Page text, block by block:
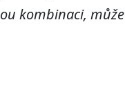
kombinaci,